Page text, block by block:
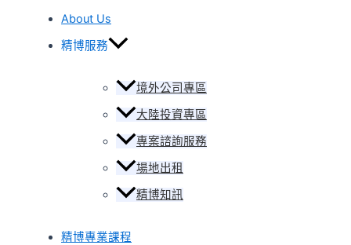
About Us
精博服務
境外公司專區
大陸投資專區
專案諮詢服務
場地出租
精博知訊
精博專業課程